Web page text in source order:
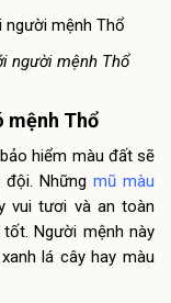
người mệnh Thổ
mệnh Thổ
hiểm màu đất sẽ
Những mũ màu
vui tươi và an toàn
Người mệnh này
lá cây hay màu